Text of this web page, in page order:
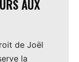
AUX
de Joël
la